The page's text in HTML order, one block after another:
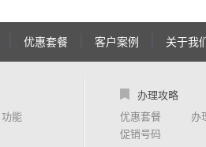
优惠套餐 客户案例 关于我们
功能
办理攻略
优惠套餐
办
促销号码